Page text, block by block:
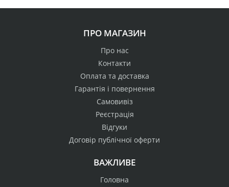
ПРО МАГАЗИН
Про нас
Контакти
Оплата та доставка
Гарантія і повернення
Самовивіз
Реєстрація
Відгуки
Договір публічної оферти
ВАЖЛИВЕ
Головна